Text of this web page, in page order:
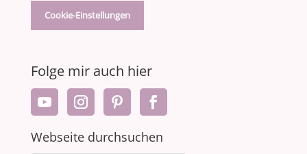
Cookie-Einstellungen
Folge mir auch hier
Webseite durchsuchen